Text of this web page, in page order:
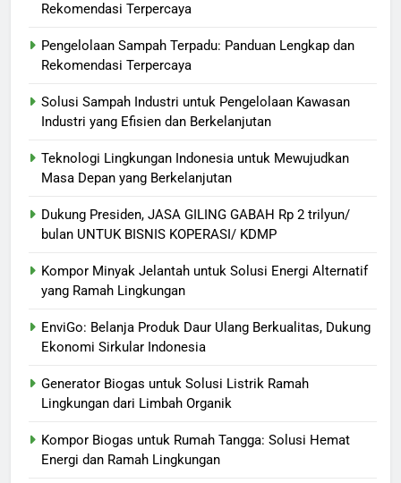
Rekomendasi Terpercaya
Pengelolaan Sampah Terpadu: Panduan Lengkap dan
Rekomendasi Terpercaya
Solusi Sampah Industri untuk Pengelolaan Kawasan
Industri yang Efisien dan Berkelanjutan
Teknologi Lingkungan Indonesia untuk Mewujudkan
Masa Depan yang Berkelanjutan
Dukung Presiden, JASA GILING GABAH Rp 2 trilyun/
bulan UNTUK BISNIS KOPERASI/ KDMP
Kompor Minyak Jelantah untuk Solusi Energi Alternatif
yang Ramah Lingkungan
EnviGo: Belanja Produk Daur Ulang Berkualitas, Dukung
Ekonomi Sirkular Indonesia
Generator Biogas untuk Solusi Listrik Ramah
Lingkungan dari Limbah Organik
Kompor Biogas untuk Rumah Tangga: Solusi Hemat
Energi dan Ramah Lingkungan